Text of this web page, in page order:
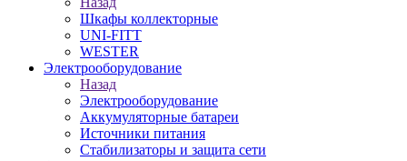
Шкафы коллекторные
UNI-FITT
WESTER
Электрооборудование
Назад
Электрооборудование
Аккумуляторные батареи
Источники питания
Стабилизаторы и защита сети